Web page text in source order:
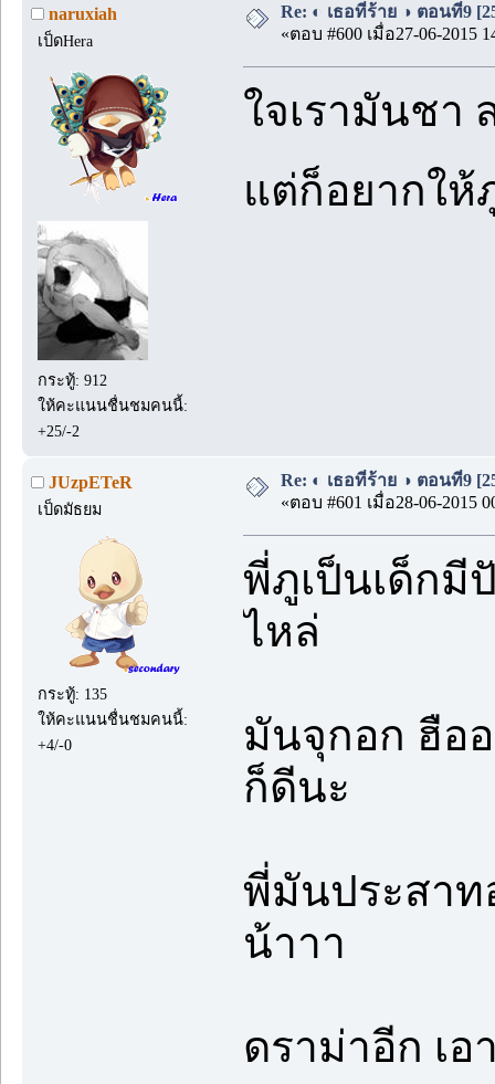
naruxiah
เป็ดHera
กระทู้: 912
ให้คะแนนชื่นชมคนนี้:
+25/-2
Re: ◐ เธอที่ร้าย ◑ ตอนที่9
«ตอบ #600 เมื่อ27-06-2015
ใจเรามันชา
แต่ก็อยากให้
JUzpETeR
เป็ดมัธยม
กระทู้: 135
ให้คะแนนชื่นชมคนนี้:
+4/-0
Re: ◐ เธอที่ร้าย ◑ ตอนที่9
«ตอบ #601 เมื่อ28-06-2015
พี่ภูเป็นเด็กมี
ไหล่
มันจุกอก ฮือ
ก็ดีนะ
พี่มันประสาท
น้าาา
ดราม่าอีก เอ